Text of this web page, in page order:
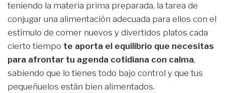
teniendo la materia prima preparada, la tarea de
conjugar una alimentación adecuada para ellos con el
estímulo de comer nuevos y divertidos platos cada
cierto tiempo te aporta el equilibrio que necesitas
para afrontar tu agenda cotidiana con calma,
sabiendo que lo tienes todo bajo control y que tus
pequeñuelos están bien alimentados.